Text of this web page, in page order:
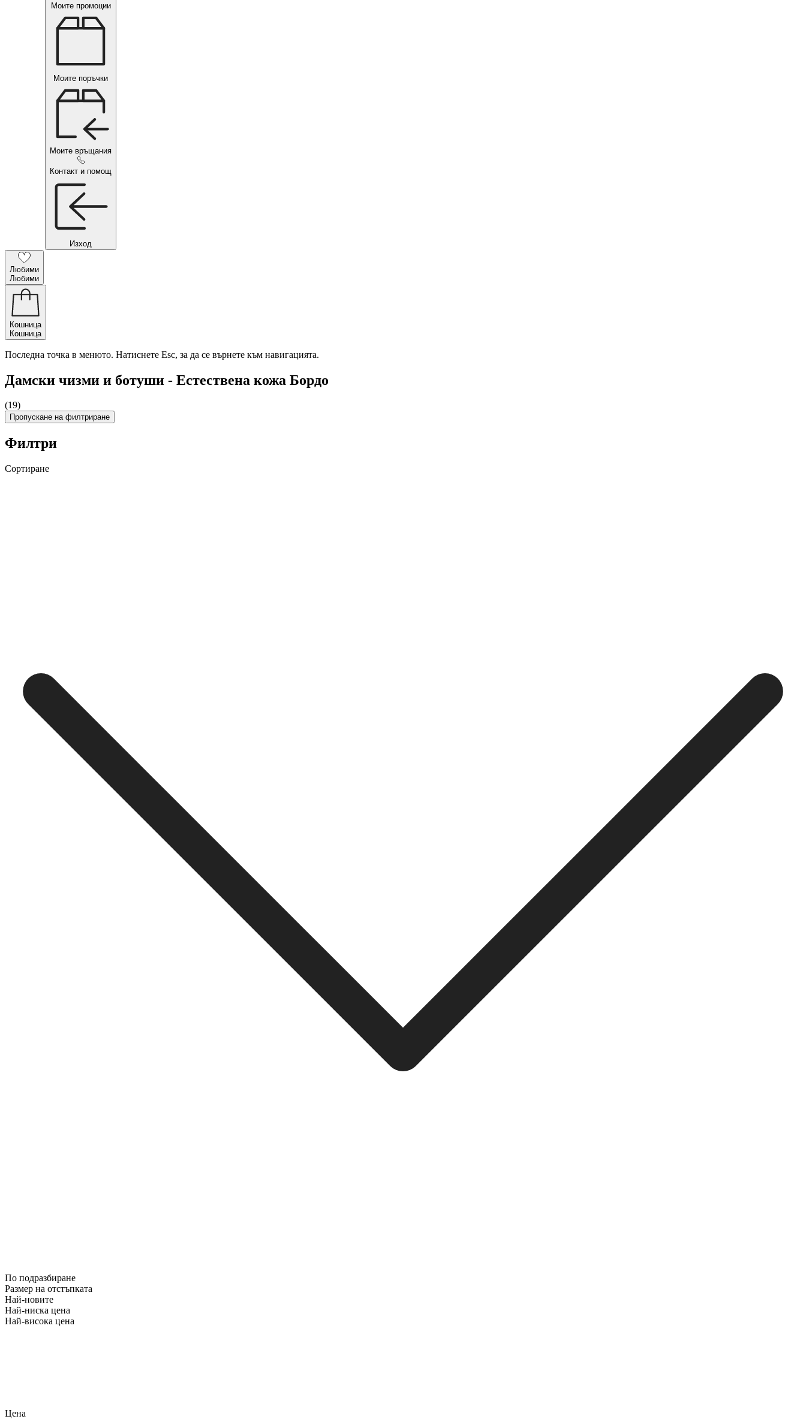
Моите промоции
Моите поръчки
Моите връщания
Контакт и помощ
Изход
Любими
Любими
Кошница
Кошница
Последна точка в менюто. Натиснете Esc, за да се върнете към навигацията.
Дамски чизми и ботуши - Естествена кожа Бордо
(19)
Пропускане на филтриране
Филтри
Сортиране
По подразбиране
Размер на отстъпката
Най-новите
Най-ниска цена
Най-висока цена
Цена